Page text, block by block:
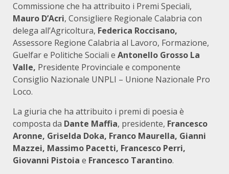
Commissione che ha attribuito i Premi Speciali,
Mauro D’Acri, Consigliere Regionale Calabria con
delega all’Agricoltura, Federica Roccisano,
Assessore Regione Calabria al Lavoro, Formazione,
Guelfar e Politiche Sociali e Antonello Grosso La
Valle, Presidente Provinciale e componente
Consiglio Nazionale UNPLI – Unione Nazionale Pro
Loco.
La giuria che ha attribuito i premi di poesia è
composta da Dante Maffia, presidente, Francesco
Aronne, Griselda Doka, Franco Maurella, Gianni
Mazzei, Massimo Pacetti, Francesco Perri,
Giovanni Pistoia e Francesco Tarantino.